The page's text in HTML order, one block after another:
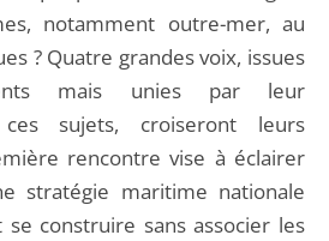
notamment outre-mer, au
? Quatre grandes voix, issues
mais unies par leur
sujets, croiseront leurs
rencontre vise à éclairer
stratégie maritime nationale
construire sans associer les